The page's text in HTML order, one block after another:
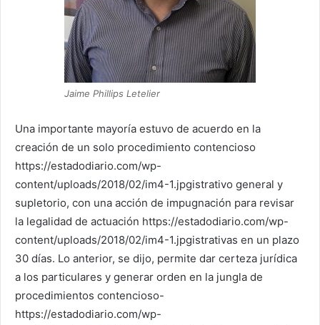
Jaime Phillips Letelier
Una importante mayoría estuvo de acuerdo en la
creación de un solo procedimiento contencioso
https://estadodiario.com/wp-
content/uploads/2018/02/im4-1.jpgistrativo general y
supletorio, con una acción de impugnación para revisar
la legalidad de actuación https://estadodiario.com/wp-
content/uploads/2018/02/im4-1.jpgistrativas en un plazo
30 días. Lo anterior, se dijo, permite dar certeza jurídica
a los particulares y generar orden en la jungla de
procedimientos contencioso-
https://estadodiario.com/wp-